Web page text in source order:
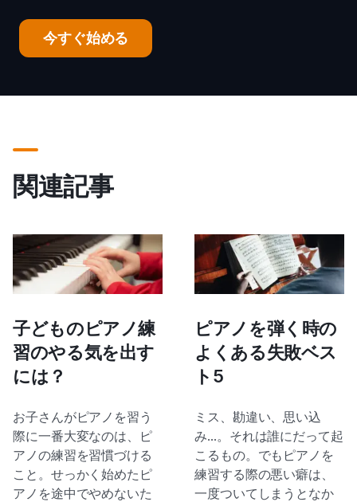
今すぐ始める
関連記事
子どものピアノ練
習のやる気を出す
には？
お子さんがピアノを習う
際に一番大変なのは、ピ
アノの練習を習慣づける
こと。せっかく始めたピ
アノを途中でやめないた
ピアノを弾く時の
よくある失敗ベス
ト5
ミス、勘違い、思い込
み…。それは誰にだって起
こるもの。でもピアノを
練習する際の悪い癖は、
一度ついてしまうとなか